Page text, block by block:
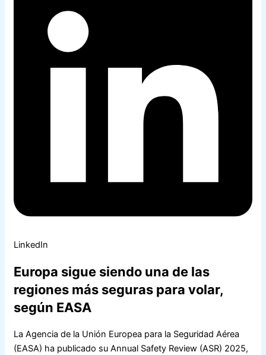
LinkedIn
Europa sigue siendo una de las
regiones más seguras para volar,
según EASA
La Agencia de la Unión Europea para la Seguridad Aérea
(EASA) ha publicado su Annual Safety Review (ASR) 2025,